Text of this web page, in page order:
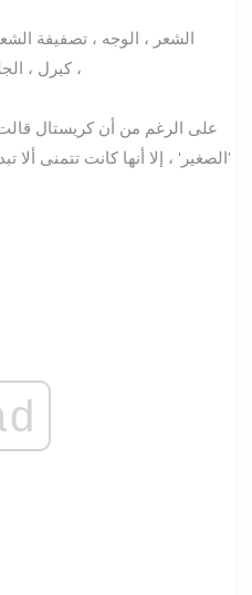
على الرغم من أن كريستال
'الصغير' ، إلا أنها كانت تتمنى